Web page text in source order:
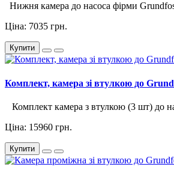
Нижня камера до насоса фірми
Ціна: 7035 грн.
Купити
Комплект, камера зі втулкою до
Комплект камера з втулкою (3 шт) до
Ціна: 15960 грн.
Купити